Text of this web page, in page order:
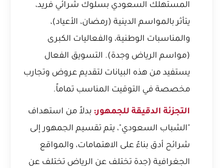
المستهلك السعودي بسلوك شرائي فريد،
يتأثر بالمواسم الدينية (رمضان، الأعياد)،
والمناسبات الوطنية، والفعاليات الكبرى
(مواسم الرياض وجدة). التسويق الفعال
يستفيد من هذه البيانات لتقديم عروض وتجارب
مخصصة في التوقيت المناسب تماماً.
التجزئة الدقيقة للجمهور: بدلاً من استهداف
"الشباب السعودي"، يتم تقسيم الجمهور إلى
شرائح أدق بناءً على الاهتمامات، والمواقع
الجغرافية (جدة تختلف عن الرياض تختلف عن